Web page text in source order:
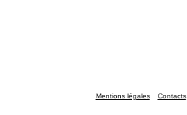
Mentions légales Contacts